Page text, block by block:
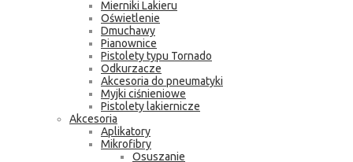
Mierniki Lakieru
Oświetlenie
Dmuchawy
Pianownice
Pistolety typu Tornado
Odkurzacze
Akcesoria do pneumatyki
Myjki ciśnieniowe
Pistolety lakiernicze
Akcesoria
Aplikatory
Mikrofibry
Osuszanie